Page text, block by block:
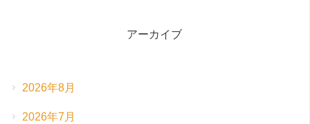
アーカイブ
2026年8月
2026年7月